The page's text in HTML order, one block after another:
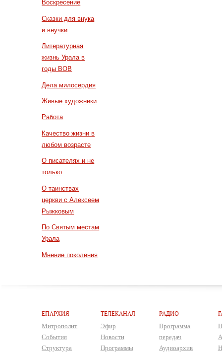
Воскресение
Сказки для внука
и внучки
Литературная
жизнь Урала в
годы ВОВ
Дела милосердия
Живые художники
Работа
Качество жизни в
любом возрасте
О писателях и не
только
О таинствах
церкви с Алексеем
Рыжковым
По Святым местам
Урала
Мнение поколения
ЕПАРХИЯ
Митрополит
События
Структура
ТЕЛЕКАНАЛ
Эфир
Новости
Программы
РАДИО
Программа
передач
Аудиоархив